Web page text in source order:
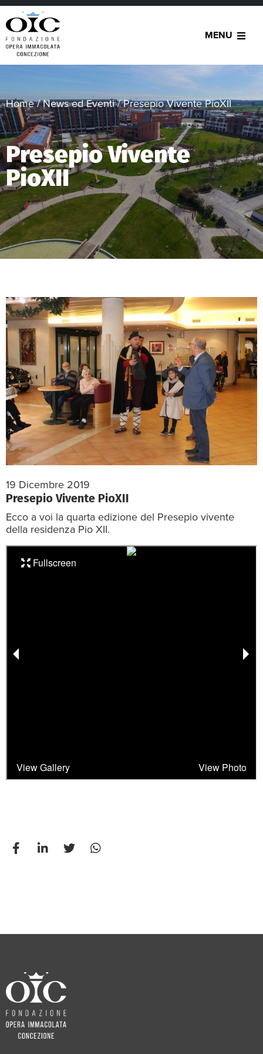
MENU
Home/News ed Eventi/Presepio Vivente PioXII
Presepio Vivente
PioXII
19 Dicembre 2019
Presepio Vivente PioXII
Ecco a voi la quarta edizione del Presepio vivente
della residenza Pio XII.